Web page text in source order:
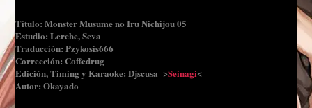
Título: Monster Musume no Iru Nichijou 05
Estudio: Lerche, Seva
Traducción: Pzykosis666
Corrección: Coffedrug
Edición, Timing y Karaoke: Djscusa >Seinagi<
Autor: Okayado